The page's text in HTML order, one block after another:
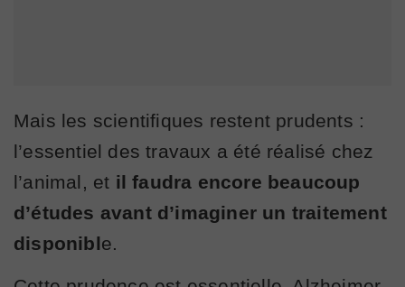
Mais les scientifiques restent prudents :
l’essentiel des travaux a été réalisé chez
l’animal, et il faudra encore beaucoup
d’études avant d’imaginer un traitement
disponible.